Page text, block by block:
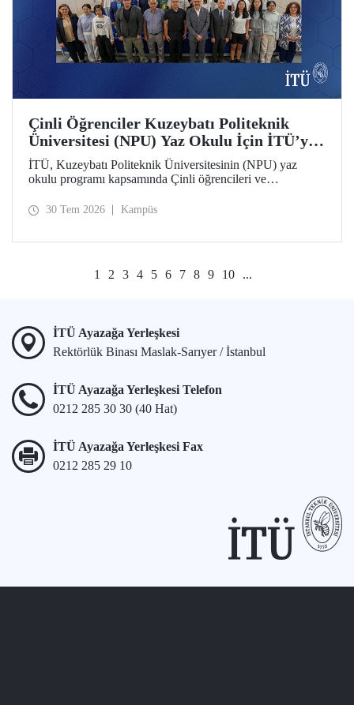
Çinli Öğrenciler Kuzeybatı Politeknik
Üniversitesi (NPU) Yaz Okulu İçin İTÜ’ye
Geldi
İTÜ, Kuzeybatı Politeknik Üniversitesinin (NPU) yaz
okulu programı kapsamında Çinli öğrencileri ve
30 Tem 2026 Kampüs
1 2 3 4 5 6 7 8 9 10 ...
İTÜ Ayazağa Yerleşkesi
Rektörlük Binası Maslak-Sarıyer / İstanbul
İTÜ Ayazağa Yerleşkesi Telefon
0212 285 30 30 (40 Hat)
İTÜ Ayazağa Yerleşkesi Fax
0212 285 29 10